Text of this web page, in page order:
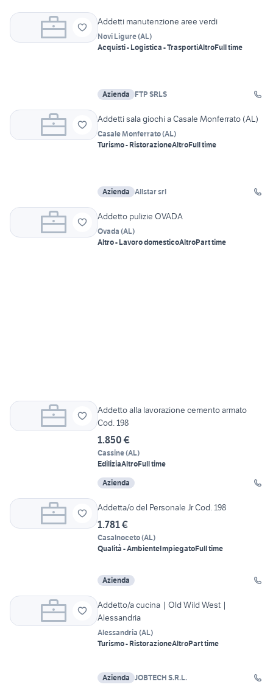
Addetti manutenzione aree verdi
Novi Ligure(AL)
Acquisti - Logistica - TrasportiAltroFull time
Azienda FTP SRLS
Addetti sala giochi a Casale Monferrato (AL)
Casale Monferrato(AL)
Turismo - RistorazioneAltroFull time
Azienda Allstar srl
Addetto pulizie OVADA
Ovada (AL)
Altro - Lavoro domesticoAltroPart time
Addetto alla lavorazione cemento armato
Cod. 198
1.850 €
Cassine(AL)
EdiliziaAltroFull time
Azienda
Addetta/o del Personale Jr Cod. 198
1.781 €
Casalnoceto(AL)
Qualità - AmbienteImpiegatoFull time
Azienda
Addetto/a cucina | Old Wild West |
Alessandria
Alessandria (AL)
Turismo - RistorazioneAltroPart time
Azienda JOBTECH S.R.L.